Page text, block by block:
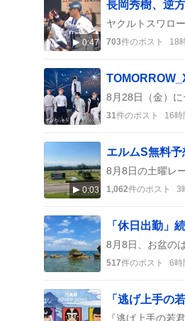
0:47
長岡秀樹、逆
703件のポスト 18
31件のポスト 16時
0:03 1,062件のポスト 3
「休日出勤」
517件のポスト 6時